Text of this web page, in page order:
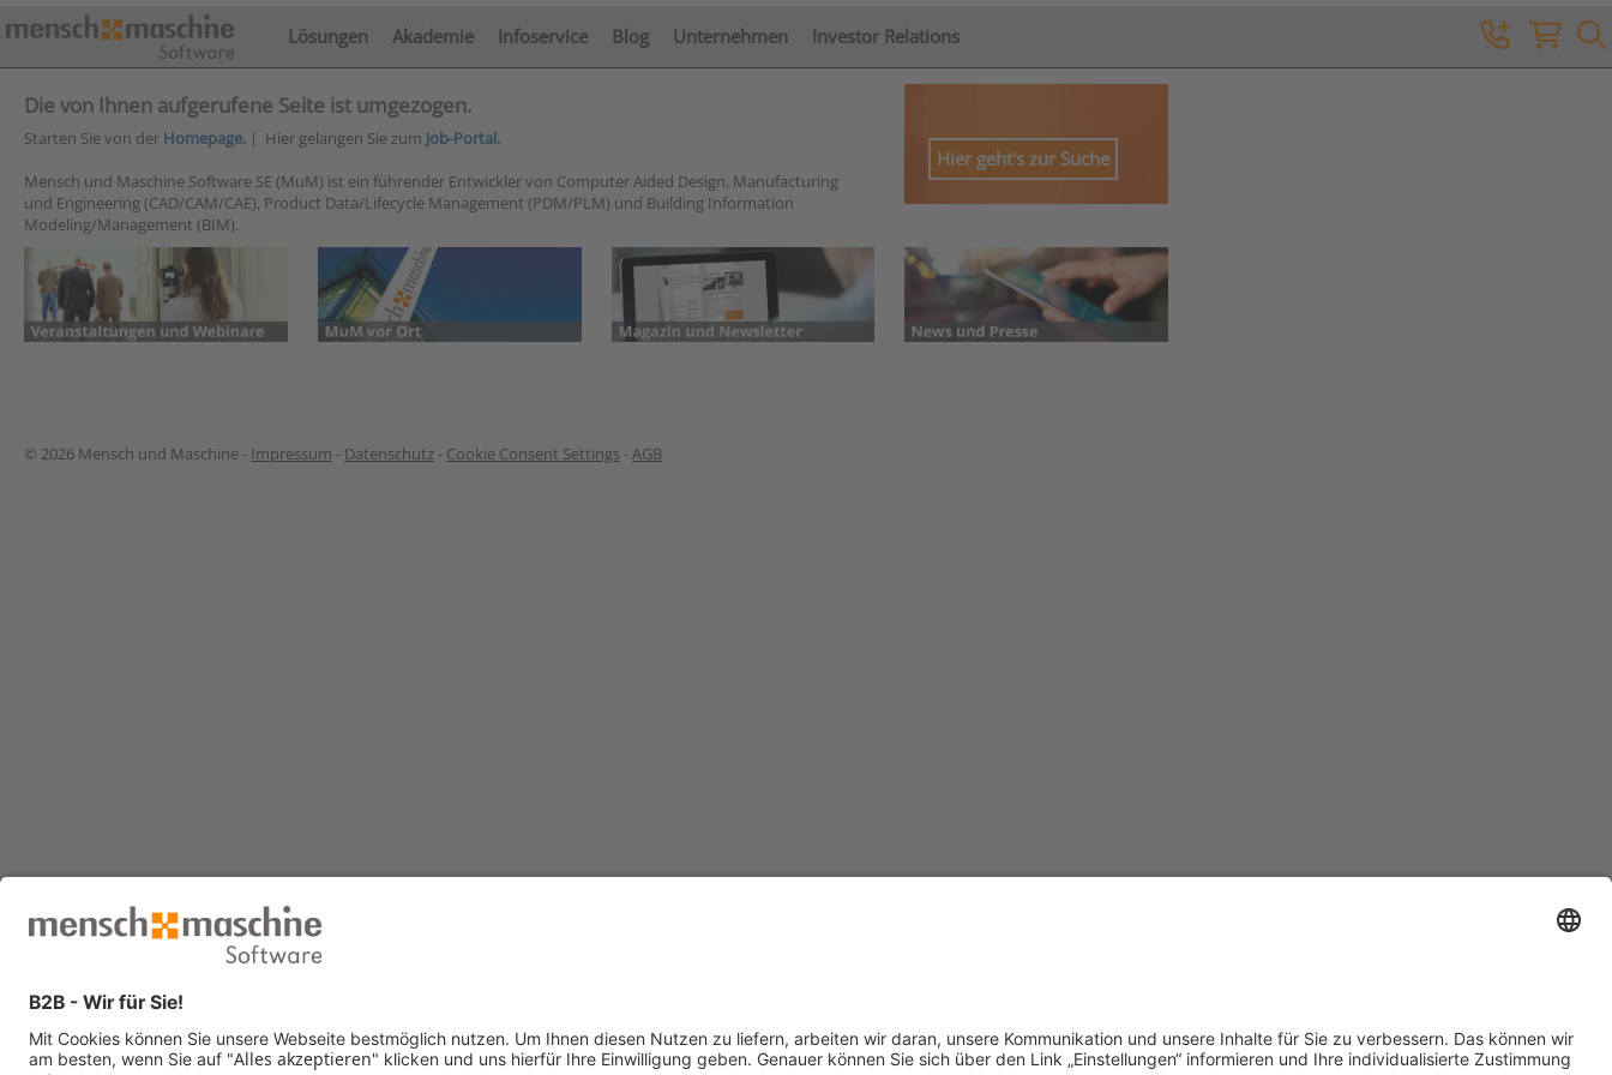
Lösungen Akademie Infoservice Blog Unternehmen Investor Relations
Die von Ihnen aufgerufene Seite ist umgezogen.
Starten Sie von der Homepage. | Hier gelangen Sie zum Job-Portal.
Mensch und Maschine Software SE (MuM) ist ein führender Entwickler von Computer Aided Design, Manufacturing
und Engineering (CAD/CAM/CAE), Product Data/Lifecycle Management (PDM/PLM) und Building Information
Modeling/Management (BIM).
Hier geht's zur Suche
© 2026 Mensch und Maschine - Impressum - Datenschutz- Cookie Consent Settings-AGB